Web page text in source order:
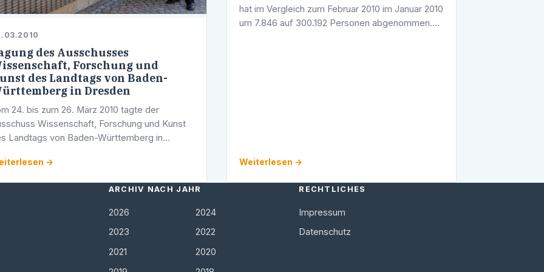
des Ausschusses
Forschung und
des Landtags von Baden-
in Dresden
24. bis zum 26. März 2010 tagte der
Wissenschaft, Forschung und Kunst
Landtags von Baden-Württemberg in
in Dresden präsent, unter ihnen die beiden
→
hat im Vergleich zum Februar 2010 im Januar 2010
um 7.846 auf 300.192 Personen abgenommen.
Weiterlesen →
ARCHIV NACH JAHR
2026
2024
2023
2022
2021
2020
RECHTLICHES
Impressum
Datenschutz